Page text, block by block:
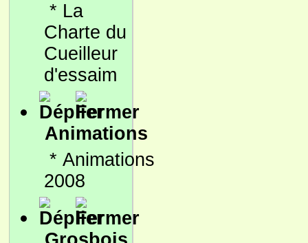
* La
Charte du
Cueilleur
d'essaim
Animations
* Animations
2008